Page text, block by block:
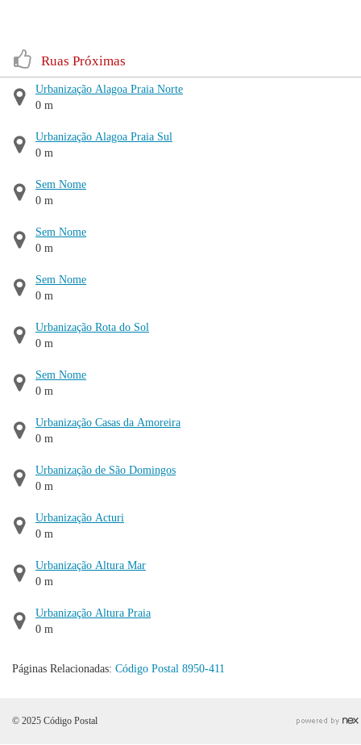
Ruas Próximas
Urbanização Alagoa Praia Norte
0 m
Urbanização Alagoa Praia Sul
0 m
Sem Nome
0 m
Sem Nome
0 m
Sem Nome
0 m
Urbanização Rota do Sol
0 m
Sem Nome
0 m
Urbanização Casas da Amoreira
0 m
Urbanização de São Domingos
0 m
Urbanização Acturi
0 m
Urbanização Altura Mar
0 m
Urbanização Altura Praia
0 m
Páginas Relacionadas: Código Postal 8950-411
© 2025 Código Postal